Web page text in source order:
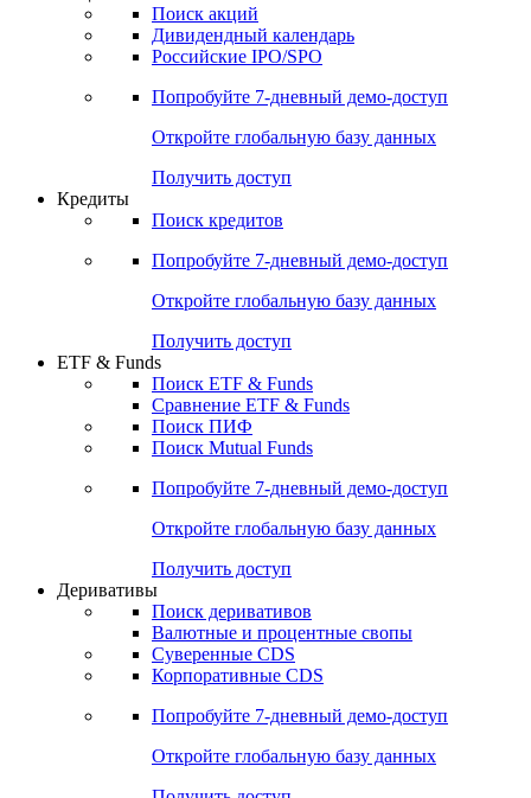
Откройте глобальную базу данных
Получить доступ
Поиск акций
Российские IPO/SPO
Попробуйте7-дневный
Откройте глобальную базу данных
Получить доступ
Поиск кредитов
Попробуйте7-дневный
Откройте глобальную базу данных
Получить доступ
ETF & Funds
Сравнение ETF & Funds
Поиск Mutual Funds
Попробуйте7-дневный
Откройте глобальную базу данных
Получить доступ
Деривативы
Валютные и процентные свопы
Корпоративные CDS